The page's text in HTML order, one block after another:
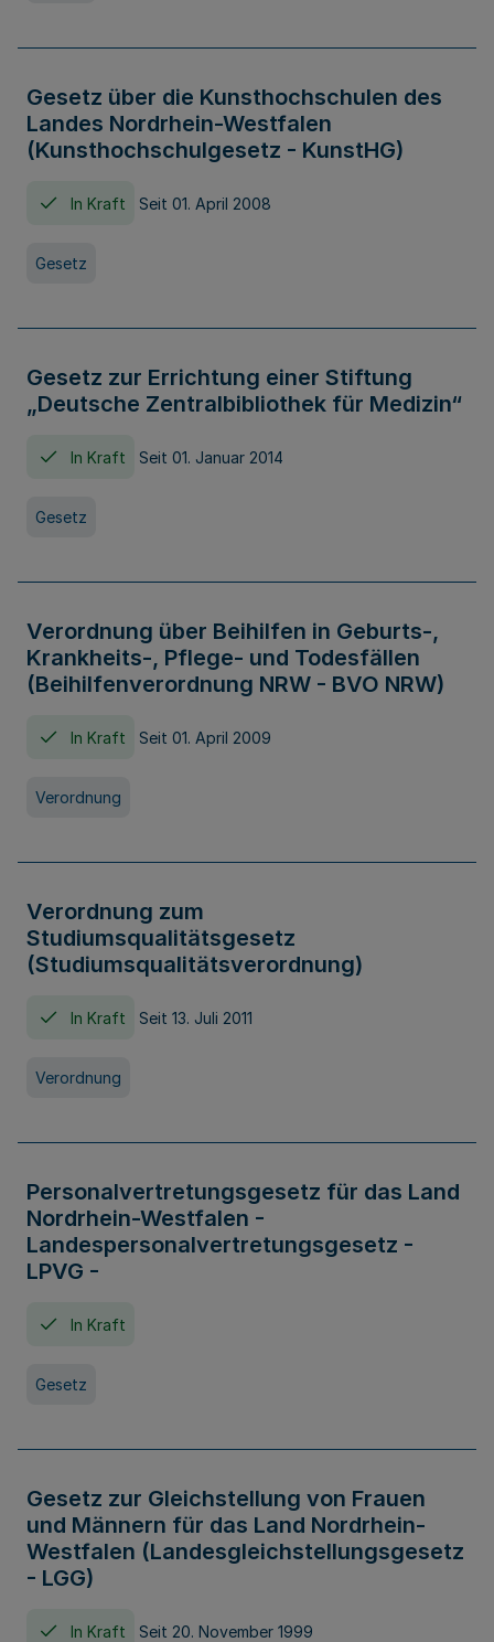
Gesetz über die Kunsthochschulen des
Landes Nordrhein-Westfalen
(Kunsthochschulgesetz - KunstHG)
In Kraft Seit 01. April 2008
Gesetz
Gesetz zur Errichtung einer Stiftung
„Deutsche Zentralbibliothek für Medizin“
In Kraft Seit 01. Januar 2014
Gesetz
Verordnung über Beihilfen in Geburts-,
Krankheits-, Pflege- und Todesfällen
(Beihilfenverordnung NRW - BVO NRW)
In Kraft Seit 01. April 2009
Verordnung
Verordnung zum
Studiumsqualitätsgesetz
(Studiumsqualitätsverordnung)
In Kraft Seit 13. Juli 2011
Verordnung
Personalvertretungsgesetz für das Land
Nordrhein-Westfalen -
Landespersonalvertretungsgesetz -
LPVG -
In Kraft
Gesetz
Gesetz zur Gleichstellung von Frauen
und Männern für das Land Nordrhein-
Westfalen (Landesgleichstellungsgesetz
- LGG)
In Kraft Seit 20. November 1999